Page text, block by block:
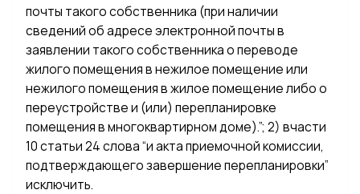
почты такого собственника (при наличии
сведений об адресе электронной почты в
заявлении такого собственника о переводе
жилого помещения в нежилое помещение или
нежилого помещения в жилое помещение либо о
переустройстве и (или) перепланировке
помещения в многоквартирном доме).”; 2) вчасти
10 статьи 24 слова “и акта приемочной комиссии,
подтверждающего завершение перепланировки”
исключить.